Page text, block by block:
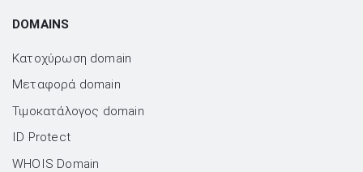
DOMAINS
Κατοχύρωση domain
Μεταφορά domain
Τιμοκατάλογος domain
ID Protect
WHOIS Domain